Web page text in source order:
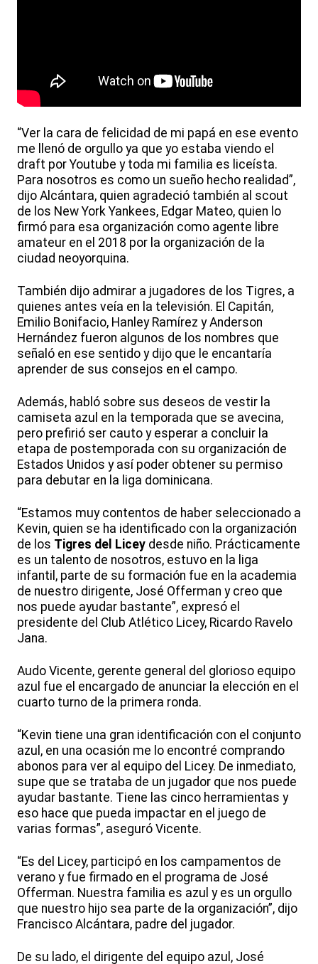
“Ver la cara de felicidad de mi papá en ese evento
me llenó de orgullo ya que yo estaba viendo el
draft por Youtube y toda mi familia es liceísta.
Para nosotros es como un sueño hecho realidad”,
dijo Alcántara, quien agradeció también al scout
de los New York Yankees, Edgar Mateo, quien lo
firmó para esa organización como agente libre
amateur en el 2018 por la organización de la
ciudad neoyorquina.
También dijo admirar a jugadores de los Tigres, a
quienes antes veía en la televisión. El Capitán,
Emilio Bonifacio, Hanley Ramírez y Anderson
Hernández fueron algunos de los nombres que
señaló en ese sentido y dijo que le encantaría
aprender de sus consejos en el campo.
Además, habló sobre sus deseos de vestir la
camiseta azul en la temporada que se avecina,
pero prefirió ser cauto y esperar a concluir la
etapa de postemporada con su organización de
Estados Unidos y así poder obtener su permiso
para debutar en la liga dominicana.
“Estamos muy contentos de haber seleccionado a
Kevin, quien se ha identificado con la organización
de los Tigres del Licey desde niño. Prácticamente
es un talento de nosotros, estuvo en la liga
infantil, parte de su formación fue en la academia
de nuestro dirigente, José Offerman y creo que
nos puede ayudar bastante”, expresó el
presidente del Club Atlético Licey, Ricardo Ravelo
Jana.
Audo Vicente, gerente general del glorioso equipo
azul fue el encargado de anunciar la elección en el
cuarto turno de la primera ronda.
“Kevin tiene una gran identificación con el conjunto
azul, en una ocasión me lo encontré comprando
abonos para ver al equipo del Licey. De inmediato,
supe que se trataba de un jugador que nos puede
ayudar bastante. Tiene las cinco herramientas y
eso hace que pueda impactar en el juego de
varias formas”, aseguró Vicente.
“Es del Licey, participó en los campamentos de
verano y fue firmado en el programa de José
Offerman. Nuestra familia es azul y es un orgullo
que nuestro hijo sea parte de la organización”, dijo
Francisco Alcántara, padre del jugador.
De su lado, el dirigente del equipo azul, José